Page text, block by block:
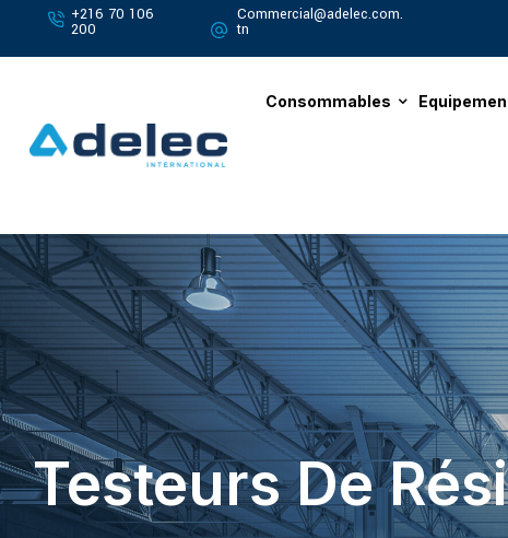
+216 70 106
200
Commercial@adelec.com.
tn
Consommables
Testeurs De